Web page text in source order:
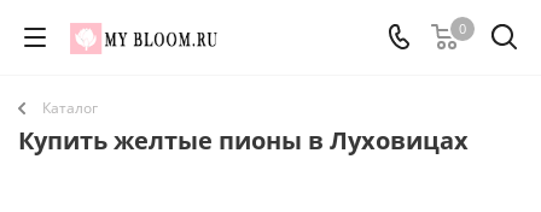
0
Каталог
Купить желтые пионы в Луховицах